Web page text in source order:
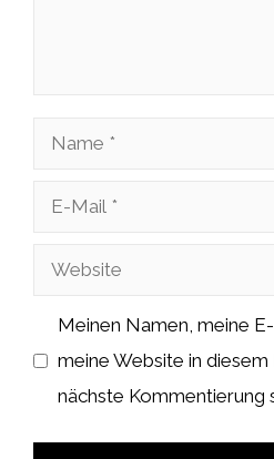
Name
Website
Meinen Namen, meine
meine Website in
nächste Kommentierung